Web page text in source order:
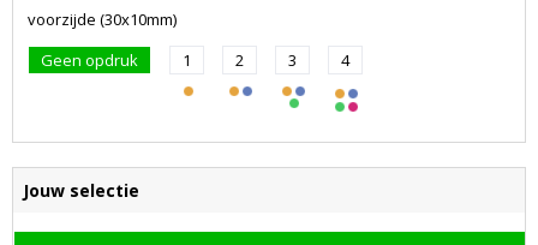
voorzijde (30x10mm)
Geen opdruk
1 2 3 4
Jouw selectie